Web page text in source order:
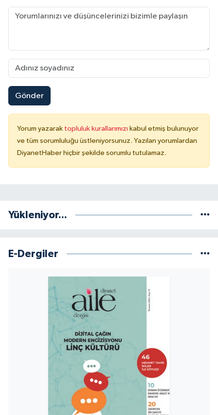
Gönder
Yorum yazarak topluluk kurallarımızı kabul etmiş bulunuyor
ve tüm sorumluluğu üstleniyorsunuz. Yazılan yorumlardan
DiyanetHaber hiçbir şekilde sorumlu tutulamaz.
Yükleniyor...
E-Dergiler
Karaman Müftülüğü
Kastamonu Müftülüğü
Kayseri Müftülüğü
Kilis Müftülüğü
Kırıkkale Müftülüğü
Kocaeli Müftülüğü
Kütahya Müftülüğü
Malatya Müftülüğü
Manisa Müftülüğü
Mardin Müftülüğü
Mersin Müftülüğü
Muğla Müftülüğü
Muş Müftülüğü